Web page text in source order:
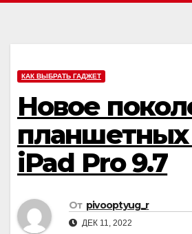
КАК ВЫБРАТЬ ГАДЖЕТ
Новое
планшетных
iPad Pro 9.7
От pivooptyug_r
ДЕК 11, 2022